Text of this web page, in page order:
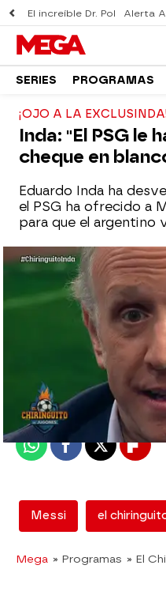
El increíble Dr. Pol Alerta
SERIES PROGRAMAS
¡OJO A LA
Inda: "El PSG le
cheque en
Eduardo Inda ha
el PSG ha ofrecido a
para que el argentino
Madrid
Publicado: 12 de
WhatsappFacebook
X
Messi el
Mega » Programas » El